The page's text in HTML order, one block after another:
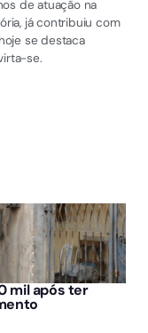
de atuação na
já contribuiu com
se destaca
se.
mil após ter